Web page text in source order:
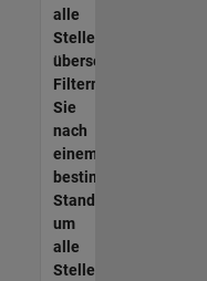
alle
Stellen
übersetzt.
Filtern
Sie
nach
einem
bestimmten
Standort,
um
alle
Stellenangebote